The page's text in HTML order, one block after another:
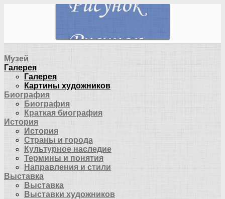
Музей
Галерея
Галерея
Картины художников
Биография
Биография
Краткая биография
История
История
Страны и города
Культурное наследие
Термины и понятия
Направления и стили
Выставка
Выставка
Выставки художников